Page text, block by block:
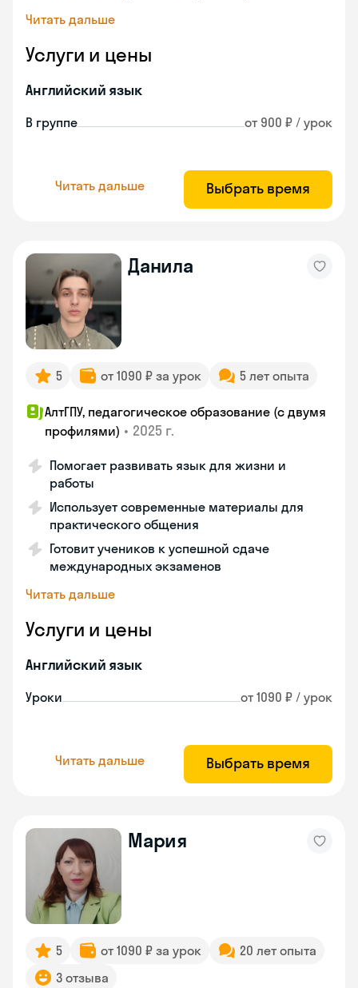
Читать дальше
Услуги и цены
Английский язык
В группе от 900 ₽ / урок
Читать дальше Выбрать время
Данила
5 от 1090 ₽ за урок 5 лет опыта
АлтГПУ, педагогическое образование (с двумя
профилями) • 2025 г.
Помогает развивать язык для жизни и
работы
Использует современные материалы для
практического общения
Готовит учеников к успешной сдаче
международных экзаменов
Читать дальше
Услуги и цены
Английский язык
Уроки от 1090 ₽ / урок
Читать дальше Выбрать время
Мария
5 от 1090 ₽ за урок
20 лет опыта
3 отзыва